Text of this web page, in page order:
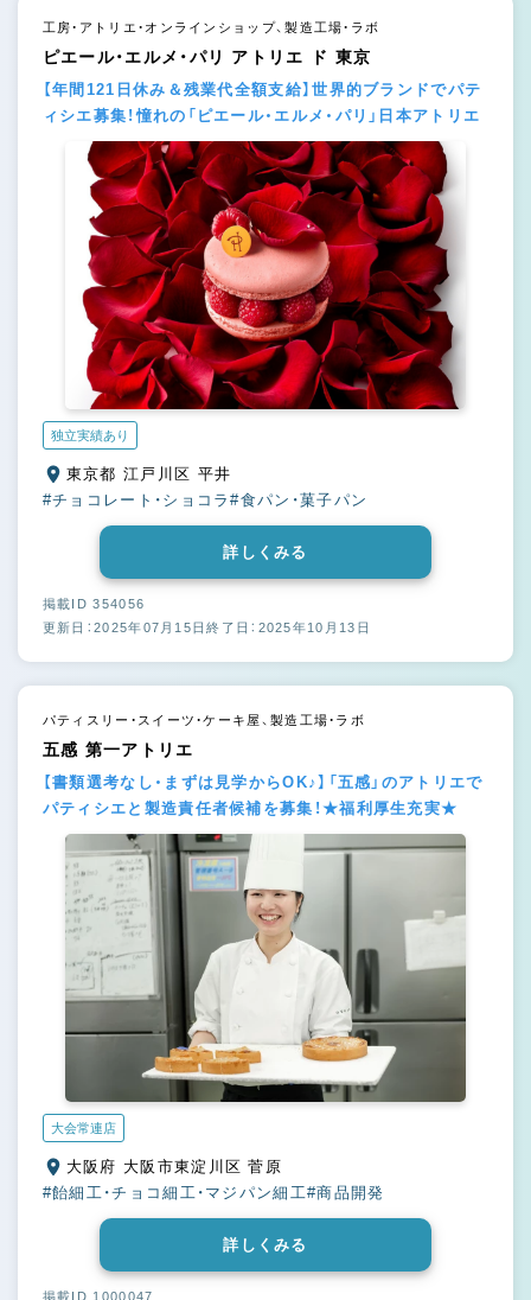
工房・アトリエ・オンラインショップ、製造工場・ラボ
ピエール・エルメ・パリ アトリエ ド 東京
【年間121日休み＆残業代全額支給】世界的ブランドでパテ
ィシエ募集！憧れの「ピエール・エルメ・パリ」日本アトリエ
独立実績あり
東京都 江戸川区 平井
#チョコレート・ショコラ#食パン・菓子パン
詳しくみる
掲載ID 354056
更新日：2025年07月15日終了日：2025年10月13日
パティスリー・スイーツ・ケーキ屋、製造工場・ラボ
五感 第一アトリエ
【書類選考なし・まずは見学からOK♪】「五感」のアトリエで
パティシエと製造責任者候補を募集！★福利厚生充実★
大会常連店
大阪府 大阪市東淀川区 菅原
#飴細工・チョコ細工・マジパン細工#商品開発
詳しくみる
掲載ID 1000047